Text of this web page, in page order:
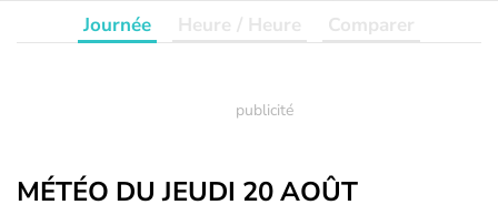
Journée Heure / Heure Comparer
MÉTÉO DU JEUDI 20 AOÛT